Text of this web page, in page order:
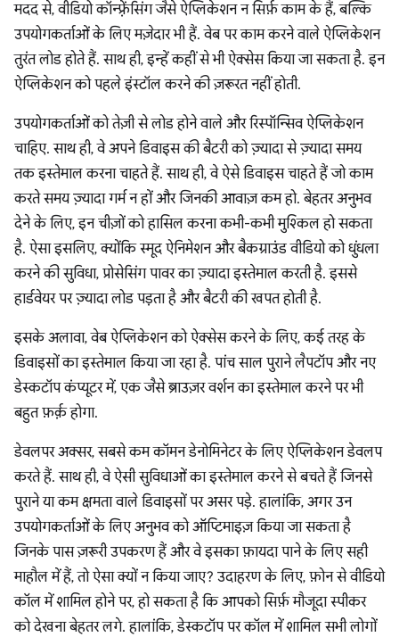
मदद से, वीडियो कॉन्फ़्रेंसिंग जैसे ऐप्लिकेशन न सिर्फ़ काम के हैं, बल्कि
उपयोगकर्ताओं के लिए मज़ेदार भी हैं. वेब पर काम करने वाले ऐप्लिकेशन
तुरंत लोड होते हैं. साथ ही, इन्हें कहीं से भी ऐक्सेस किया जा सकता है. इन
ऐप्लिकेशन को पहले इंस्टॉल करने की ज़रूरत नहीं होती.
उपयोगकर्ताओं को तेज़ी से लोड होने वाले और रिस्पॉन्सिव ऐप्लिकेशन
चाहिए. साथ ही, वे अपने डिवाइस की बैटरी को ज़्यादा से ज़्यादा समय
तक इस्तेमाल करना चाहते हैं. साथ ही, वे ऐसे डिवाइस चाहते हैं जो काम
करते समय ज़्यादा गर्म न हों और जिनकी आवाज़ कम हो. बेहतर अनुभव
देने के लिए, इन चीज़ों को हासिल करना कभी-कभी मुश्किल हो सकता
है. ऐसा इसलिए, क्योंकि स्मूद ऐनिमेशन और बैकग्राउंड वीडियो को धुंधला
करने की सुविधा, प्रोसेसिंग पावर का ज़्यादा इस्तेमाल करती है. इससे
हार्डवेयर पर ज़्यादा लोड पड़ता है और बैटरी की खपत होती है.
इसके अलावा, वेब ऐप्लिकेशन को ऐक्सेस करने के लिए, कई तरह के
डिवाइसों का इस्तेमाल किया जा रहा है. पांच साल पुराने लैपटॉप और नए
डेस्कटॉप कंप्यूटर में, एक जैसे ब्राउज़र वर्शन का इस्तेमाल करने पर भी
बहुत फ़र्क़ होगा.
डेवलपर अक्सर, सबसे कम कॉमन डेनोमिनेटर के लिए ऐप्लिकेशन डेवलप
करते हैं. साथ ही, वे ऐसी सुविधाओं का इस्तेमाल करने से बचते हैं जिनसे
पुराने या कम क्षमता वाले डिवाइसों पर असर पड़े. हालांकि, अगर उन
उपयोगकर्ताओं के लिए अनुभव को ऑप्टिमाइज़ किया जा सकता है
जिनके पास ज़रूरी उपकरण हैं और वे इसका फ़ायदा पाने के लिए सही
माहौल में हैं, तो ऐसा क्यों न किया जाए? उदाहरण के लिए, फ़ोन से वीडियो
कॉल में शामिल होने पर, हो सकता है कि आपको सिर्फ़ मौजूदा स्पीकर
को देखना बेहतर लगे. हालांकि, डेस्कटॉप पर कॉल में शामिल सभी लोगों